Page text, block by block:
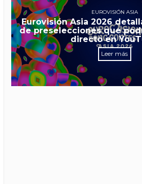
EUROVISIÓN ASIA
Eurovisión Asia 2026
de preselecciones que
directo en
Leer más